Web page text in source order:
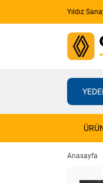
Yıldız
Anasayfa